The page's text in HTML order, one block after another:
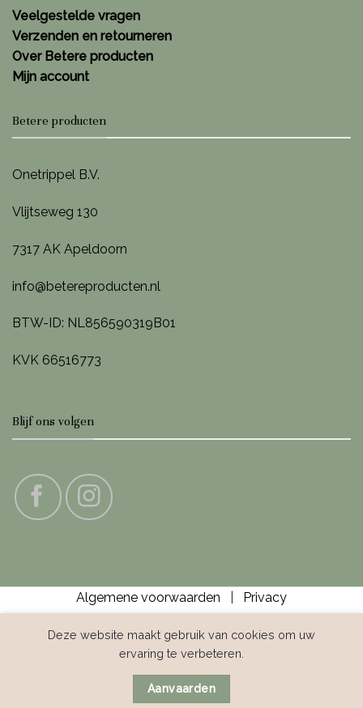
Veelgestelde vragen
Verzenden en retourneren
Over Betere producten
Mijn account
Betere producten
Onetrippel B.V.
Vlijtseweg 130
7317 AK Apeldoorn
info@betereproducten.nl
BTW-ID: NL856590319B01
KVK 66516773
Blijf ons volgen
Algemene voorwaarden Privacy
Transfer
Bancontact
Card
Copyright 2026 ©Betere Producten
Deze website maakt gebruik van cookies om uw
ervaring te verbeteren.
Aanvaarden